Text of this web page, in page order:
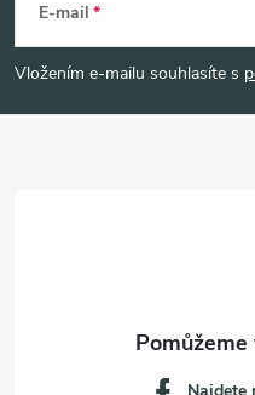
p
a
E-mail
Vložením e-mailu souhlasíte s